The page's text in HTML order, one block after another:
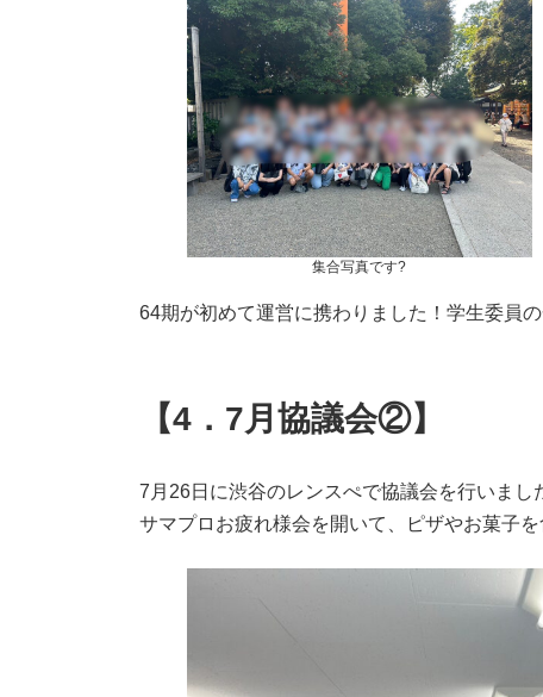
集合写真です?
64期が初めて運営に携わりました！学生委員
【4．7月協議会②】
7月26日に渋谷のレンスぺで協議会を行いまし
サマプロお疲れ様会を開いて、ピザやお菓子